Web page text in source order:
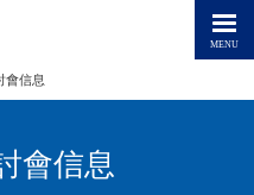
會信息
會信息